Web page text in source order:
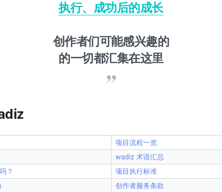
执行、成功后的成长
创作者们可能感兴趣的
的一切都汇集在这里
项目流程一览
wadiz 术语汇总
？
项目执行标准
创作者服务条款